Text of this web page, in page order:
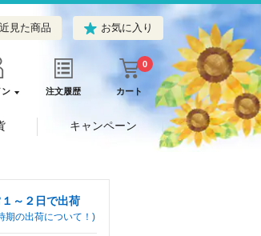
見た商品 お気に入り
ン 注文履歴 カート
0
キャンペーン
～２日で出荷
期の出荷について！)